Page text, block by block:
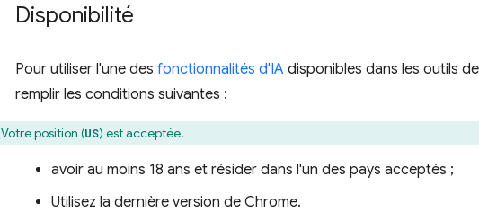
Disponibilité
Pour utiliser l'une des fonctionnalités d'IA disponibles dans les outils
remplir les conditions suivantes :
Votre position (US) est acceptée.
avoir au moins 18 ans et résider dans l'un des pays acceptés ;
Utilisez la dernière version de Chrome.